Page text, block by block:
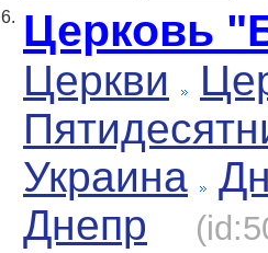
6. Церковь
Церкви
Украина
Днепр